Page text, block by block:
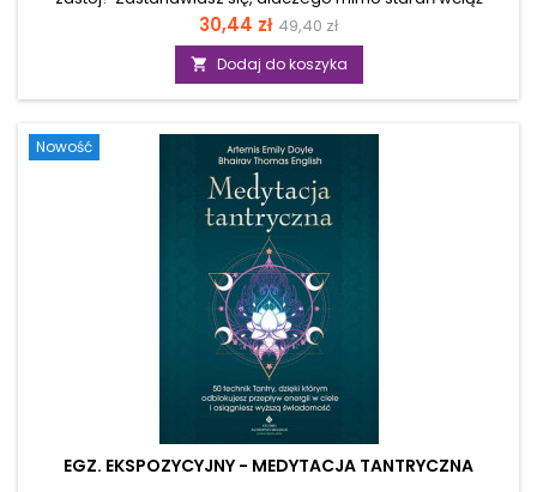
odczuwasz wewnętrzną pustkę, niepokój lub brak radości na
co dzień? W dzisiejszym pędzącym świecie bardzo łatwo
stracić kontakt z własną intuicją i uzdrawiającą energią Ziemi.
Jeśli czujesz odcięcie od siebie i szukasz drogi do głębokiej
przemiany, Księga praktyk szamańskich to odpowiedź na
twój osobisty dobrostan – zbiór...
Cena
30,44 zł Cena
podstawowa
49,40 zł
 Dodaj do koszyka
Nowość
EGZ. EKSPOZYCYJNY - MEDYTACJA TANTRYCZNA